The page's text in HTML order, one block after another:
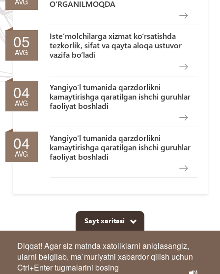
O‘RGANILMOQDA
05
AVG
Iste’molchilarga xizmat ko‘rsatishda
tezkorlik, sifat va qayta aloqa ustuvor
vazifa bo‘ladi
04
AVG
Yangiyo‘l tumanida qarzdorlikni
kamaytirishga qaratilgan ishchi guruhlar
faoliyat boshladi
04
AVG
Yangiyo‘l tumanida qarzdorlikni
kamaytirishga qaratilgan ishchi guruhlar
faoliyat boshladi
Sayt xaritasi
Diqqat! Agar siz matnda xatoliklarni aniqlasangiz,
ularni belgilab, ma`muriyatni xabardor qilish uchun
Ctrl+Enter tugmalarini bosing